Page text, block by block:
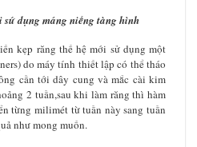
dụng máng niềng tàng hình
kẹp răng thế hệ mới sử dụng một
do máy tính thiết lập có thể tháo
cần tới dây cung và mắc cài kim
2 tuần,sau khi làm răng thì hàm
từng milimét từ tuần này sang tuần
như mong muốn.